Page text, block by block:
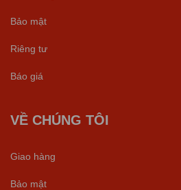
Bảo mật
Riêng tư
Báo giá
VỀ CHÚNG TÔI
Giao hàng
Bảo mật